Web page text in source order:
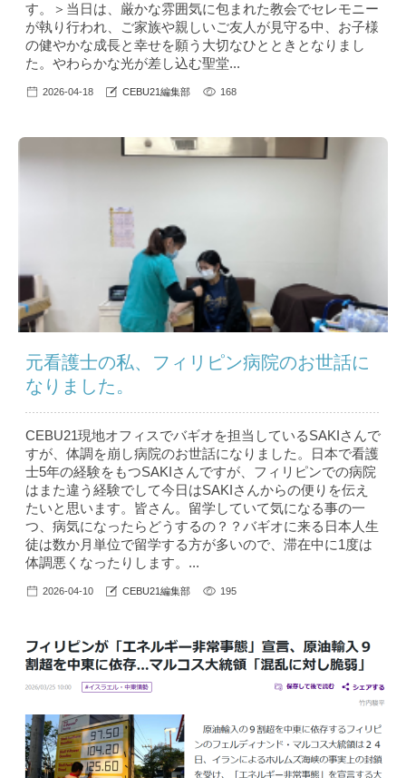
す。＞当日は、厳かな雰囲気に包まれた教会でセレモニー
が執り行われ、ご家族や親しいご友人が見守る中、お子様
の健やかな成長と幸せを願う大切なひとときとなりまし
た。やわらかな光が差し込む聖堂...
2026-04-18 CEBU21編集部 168
元看護士の私、フィリピン病院のお世話に
なりました。
CEBU21現地オフィスでバギオを担当しているSAKIさんで
すが、体調を崩し病院のお世話になりました。日本で看護
士5年の経験をもつSAKIさんですが、フィリピンでの病院
はまた違う経験でして今日はSAKIさんからの便りを伝え
たいと思います。皆さん。留学していて気になる事の一
つ、病気になったらどうするの？？バギオに来る日本人生
徒は数か月単位で留学する方が多いので、滞在中に1度は
体調悪くなったりします。...
2026-04-10 CEBU21編集部 195